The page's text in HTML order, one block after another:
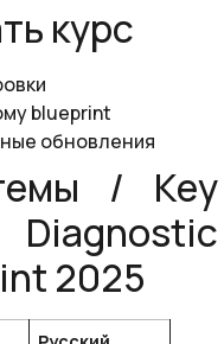
курс
blueprint
обновления
/ Key
2025